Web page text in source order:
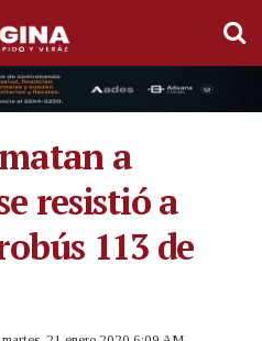
a
resistió a
113 de